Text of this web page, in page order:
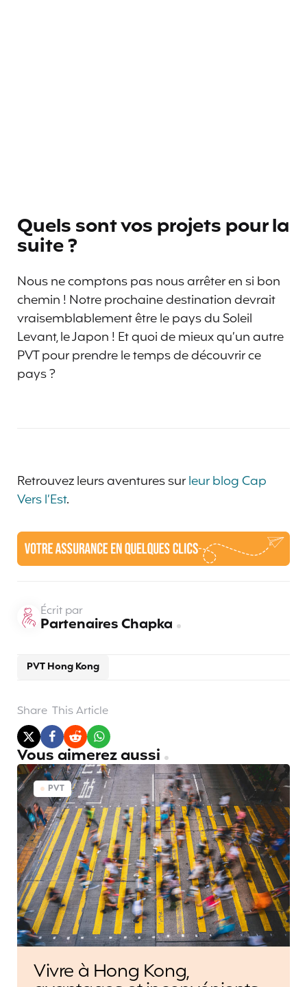
Quels sont vos projets pour la
suite ?
Nous ne comptons pas nous arrêter en si bon
chemin ! Notre prochaine destination devrait
vraisemblablement être le pays du Soleil
Levant, le Japon ! Et quoi de mieux qu’un autre
PVT pour prendre le temps de découvrir ce
pays ?
Retrouvez leurs aventures surleur blog Cap
Vers l’Est.
PVT Hong Kong
Écrit par
Partenaires Chapka
Share This Article
Vous aimerez aussi
PVT
Vivre à Hong Kong,